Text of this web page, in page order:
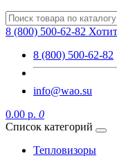
8 (800) 500-62-82
8 (800) 500-62-82
info@wao.su
0.00 р. 0
Список категорий
Тепловизоры